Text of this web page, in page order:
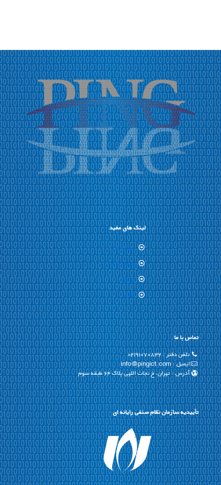
لینک های مفید
درباره ما
تماس با ما
خدمات
گالری
تماس با ما
تلفن دفتر :۰۲۱۹۱۰۷۰۸۳۲
ایمیل : info@pingict.com
آدرس : تهران، خ نجات اللهی پلاک ۶۴ طبقه سوم
تأییدیه سازمان نظام صنفی رایانه ای